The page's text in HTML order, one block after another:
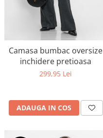
Camasa bumbac oversize
inchidere pretioasa
299,95 Lei
ADAUGA IN COS